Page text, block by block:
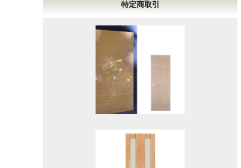
特定商取引